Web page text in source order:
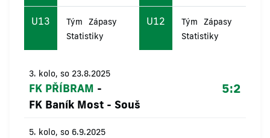
U13 Tým
Zápasy
Statistiky
U12 Tým
Zápasy
Statistiky
3. kolo, so 23.8.2025
FK PŘÍBRAM -
FK Baník Most - Souš
5:2
5. kolo, so 6.9.2025